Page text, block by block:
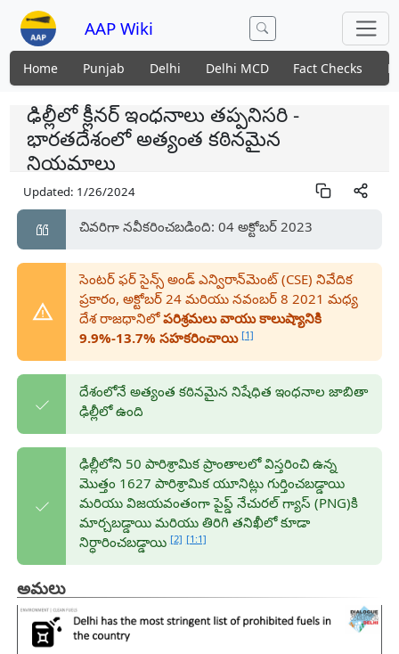
AAP Wiki
Home Punjab Delhi Delhi MCD Fact Checks
ఢిల్లీలో క్లీనర్ ఇంధనాలు తప్పనిసరి -
భారతదేశంలో అత్యంత కఠినమైన
నియమాలు
Updated: 1/26/2024
చివరిగా నవీకరించబడింది: 04 అక్టోబర్ 2023
సెంటర్ ఫర్ సైన్స్ అండ్ ఎన్విరాన్‌మెంట్ (CSE) నివేదిక
ప్రకారం, అక్టోబర్ 24 మరియు నవంబర్ 8 2021 మధ్య
దేశ రాజధానిలోపరిశ్రమలు వాయు కాలుష్యానికి
9.9%-13.7% సహకరించాయి [1]
దేశంలోనే అత్యంత కఠినమైన నిషేధిత ఇంధనాల జాబితా
ఢిల్లీలో ఉంది
ఢిల్లీలోని 50 పారిశ్రామిక ప్రాంతాలలో విస్తరించి ఉన్న
మొత్తం 1627 పారిశ్రామిక యూనిట్లు గుర్తించబడ్డాయి
మరియు విజయవంతంగా పైప్డ్ నేచురల్ గ్యాస్ (PNG)కి
మార్చబడ్డాయి మరియు తిరిగి తనిఖీలో కూడా
నిర్ధారించబడ్డాయి[2] [1:1]
అమలు